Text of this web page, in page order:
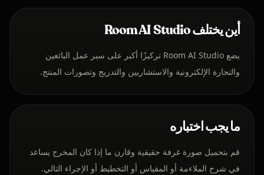
أين يختلف Room AI Studio
يضع Room AI Studio تركيزًا أكبر على سير عمل البائعين
والتجارة الإلكترونية والاستشاريين والتدريج وتصورات المنتج.
ما يجب اختباره
قم بتحميل صورة غرفة حقيقية وقارن ما إذا كان المخرج يساعد
في شرح الملاءمة أو المقياس أو التخطيط أو الإجراء التالي.